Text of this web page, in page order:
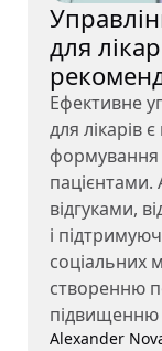
для
Ефективне
для лікарів
формування
відгуками,
і
соціальних
створенню
підвищенню
Alexander